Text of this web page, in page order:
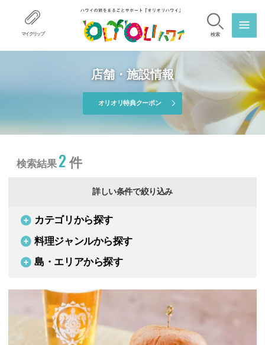
マイクリップ 検索
店舗・施設情報
オリオリ特典クーポン
詳しい条件で絞り込み
カテゴリから探す
料理ジャンルから探す
島・エリアから探す
検索結果 2 件